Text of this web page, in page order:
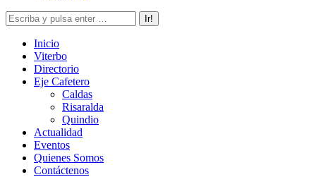
Buscar:
Inicio
Viterbo
Directorio
Eje Cafetero
Caldas
Risaralda
Quindio
Actualidad
Eventos
Quienes Somos
Contáctenos